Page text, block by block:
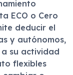
ECO o Cero
deducir el
y autónomos,
su actividad
flexibles